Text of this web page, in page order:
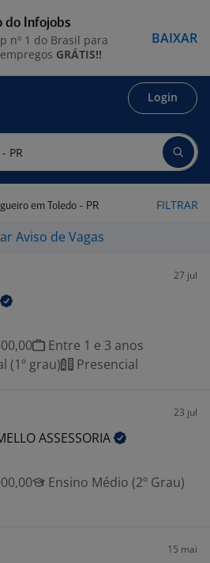
Login
em Toledo - PR FILTRAR
Aviso de Vagas
27 jul
Entre 1 e 3 anos
(1º grau)
Presencial
23 jul
ASSESSORIA
Ensino Médio (2º Grau)
15 mai
do Infojobs
nº 1 do Brasil para
GRÁTIS!!
BAIXAR